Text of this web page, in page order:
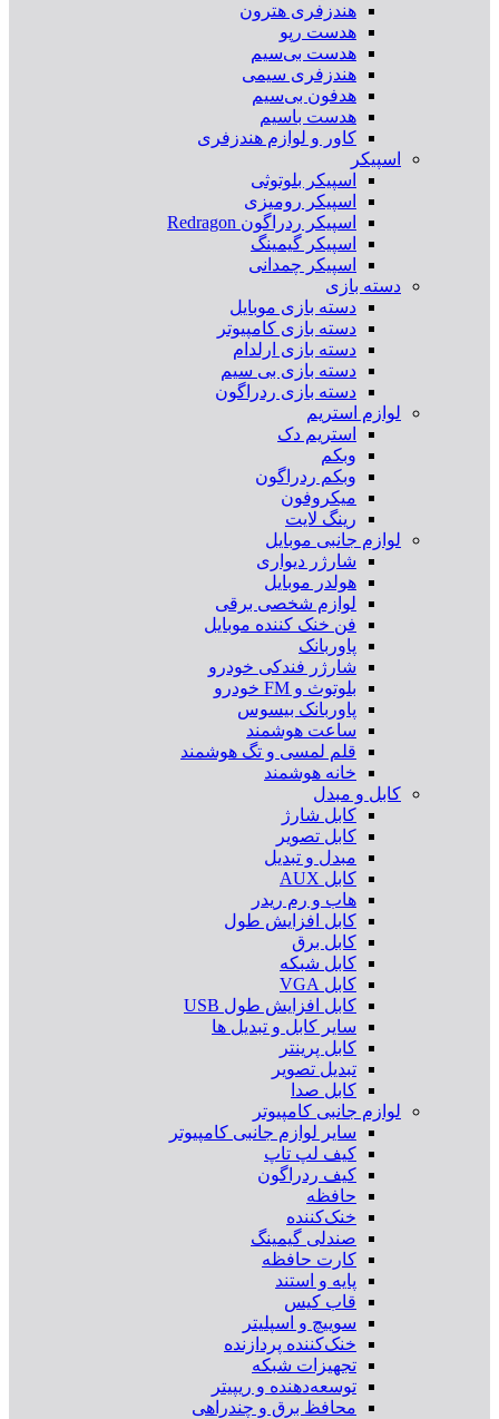
هندزفری هترون
هدست رپو
هدست بی‌سیم
هندزفری سیمی
هدفون بی‌سیم
هدست باسیم
کاور و لوازم هندزفری
اسپیکر
اسپیکر بلوتوثی
اسپیکر رومیزی
اسپیکر ردراگون Redragon
اسپیکر گیمینگ
اسپیکر چمدانی
دسته بازی
دسته بازی موبایل
دسته بازی کامپیوتر
دسته بازی ارلدام
دسته بازی بی سیم
دسته بازی ردراگون
لوازم استریم
استریم دک
وبکم
وبکم ردراگون
میکروفون
رینگ لایت
لوازم جانبی موبایل
شارژر دیواری
هولدر موبایل
لوازم شخصی برقی
فن خنک کننده موبایل
پاوربانک
شارژر فندکی خودرو
بلوتوث و FM خودرو
پاوربانک بیسوس
ساعت هوشمند
قلم لمسی و تگ هوشمند
خانه هوشمند
کابل و مبدل
کابل شارژ
کابل تصویر
مبدل و تبدیل
کابل AUX
هاب و رم ریدر
کابل افزایش طول
کابل برق
کابل شبکه
کابل VGA
کابل افزایش طول USB
سایر کابل و تبدیل ها
کابل پرینتر
تبدیل تصویر
کابل صدا
لوازم جانبی کامپیوتر
سایر لوازم جانبی کامپیوتر
کیف لپ تاپ
کیف ردراگون
حافظه
خنک‌کننده
صندلی گیمینگ
کارت حافظه
پایه و استند
قاب کیس
سوییچ و اسپلیتر
خنک‌کننده پردازنده
تجهیزات شبکه
توسعه‌دهنده و ریپیتر
محافظ برق و چندراهی